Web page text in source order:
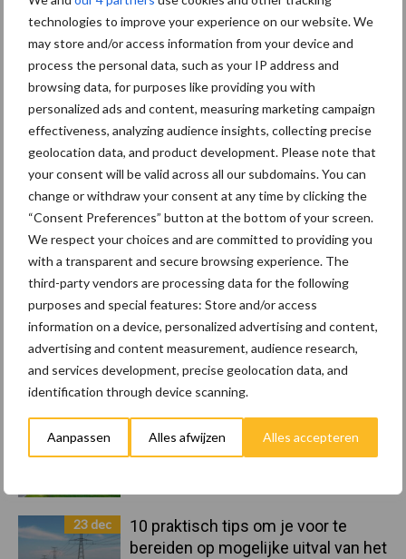
technologies to improve your experience on our website. We
may store and/or access information from your device and
process the personal data, such as your IP address and
browsing data, for purposes like providing you with
personalized ads and content, measuring marketing campaign
effectiveness, analyzing audience insights, collecting precise
geolocation data, and product development. Please note that
your consent will be valid across all our subdomains. You can
change or withdraw your consent at any time by clicking the
“Consent Preferences” button at the bottom of your screen.
We respect your choices and are committed to providing you
with a transparent and secure browsing experience. The
third-party vendors are processing data for the following
purposes and special features: Store and/or access
information on a device, personalized advertising and content,
advertising and content measurement, audience research,
and services development, precise geolocation data, and
identification through device scanning.
Aanpassen Alles afwijzen Alles accepteren
Primaire
Sidebar
Recent nieuws Partner nieuws
8 jan
Belastingdienst publiceert
Landelijke Landbouwnormen 2025
23 dec
10 praktisch tips om je voor te
bereiden op mogelijke uitval van het
Themapagina's
Wet en regelgeving Diergezondheid
Pluimveerechten Stikstof
Toon meer